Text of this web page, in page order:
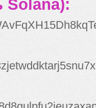
Solana):